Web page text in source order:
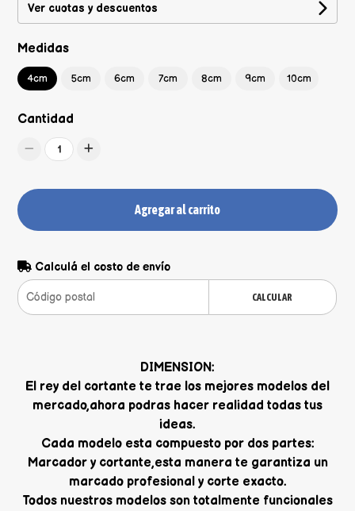
Ver cuotas y descuentos
Medidas
4cm 5cm 6cm 7cm 8cm 9cm 10cm
Cantidad
1
Agregar al carrito
Calculá el costo de envío
CALCULAR
DIMENSION:
El rey del cortante te trae los mejores modelos del
mercado,ahora podras hacer realidad todas tus
ideas.
Cada modelo esta compuesto por dos partes:
Marcador y cortante,esta manera te garantiza un
marcado profesional y corte exacto.
Todos nuestros modelos son totalmente funcionales